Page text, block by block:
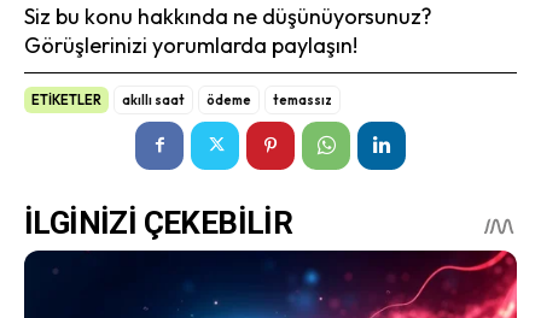
Siz bu konu hakkında ne düşünüyorsunuz?
Görüşlerinizi yorumlarda paylaşın!
ETİKETLER akıllı saat ödeme temassız